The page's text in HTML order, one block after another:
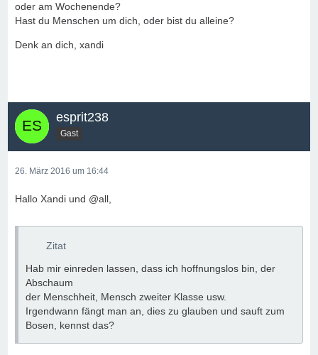
oder am Wochenende?
Hast du Menschen um dich, oder bist du alleine?
Denk an dich, xandi
esprit238
Gast
26. März 2016 um 16:44
Hallo Xandi und @all,
Zitat
Hab mir einreden lassen, dass ich hoffnungslos bin, der
Abschaum
der Menschheit, Mensch zweiter Klasse usw.
Irgendwann fängt man an, dies zu glauben und sauft zum
Bosen, kennst das?